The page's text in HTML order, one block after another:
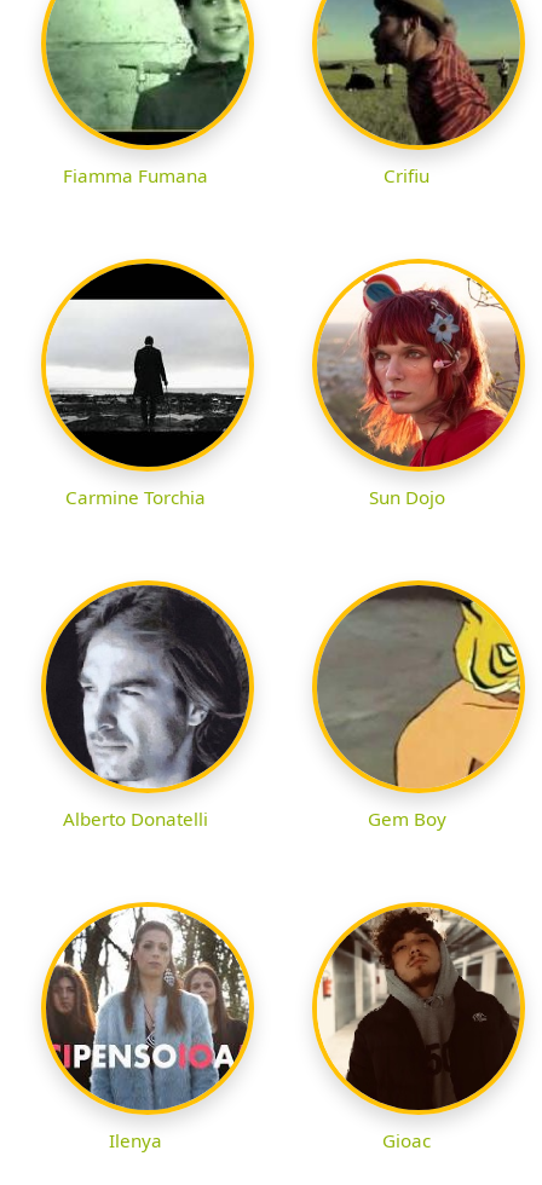
Fiamma Fumana Crifiu
Carmine Torchia Sun Dojo
Alberto Donatelli Gem Boy
Ilenya Gioac